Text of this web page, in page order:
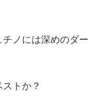
ノには深めのダー
トか？